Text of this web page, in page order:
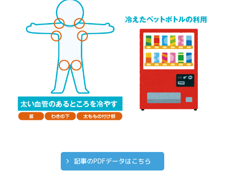
記事のPDFデータはこちら